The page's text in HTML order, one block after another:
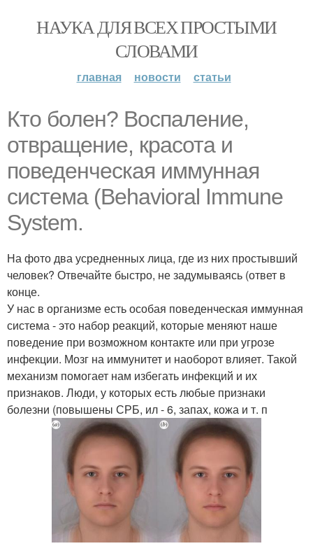
НАУКА ДЛЯ ВСЕХ ПРОСТЫМИ
СЛОВАМИ
главная новости статьи
Кто болен? Воспаление,
отвращение, красота и
поведенческая иммунная
система (Behavioral Immune
System.
На фото два усредненных лица, где из них простывший
человек? Отвечайте быстро, не задумываясь (ответ в
конце.
У нас в организме есть особая поведенческая иммунная
система - это набор реакций, которые меняют наше
поведение при возможном контакте или при угрозе
инфекции. Мозг на иммунитет и наоборот влияет. Такой
механизм помогает нам избегать инфекций и их
признаков. Люди, у которых есть любые признаки
болезни (повышены СРБ, ил - 6, запах, кожа и т. п